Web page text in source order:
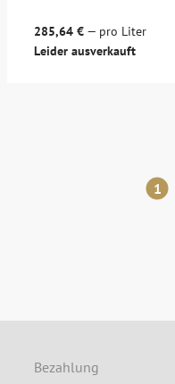
285,64 € — pro Liter
Leider ausverkauft
1
Bezahlung